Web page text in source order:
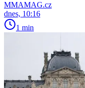
MMAMAG.cz
dnes, 10:16
1 min